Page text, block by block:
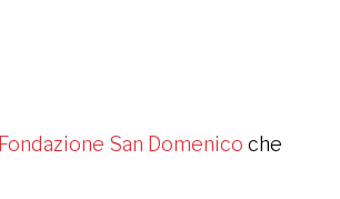
Fondazione San Domenico che